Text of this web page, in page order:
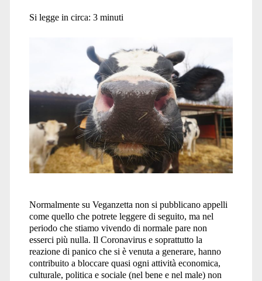
corride
spagna</span>
Si legge in circa: 3 minuti
Normalmente su Veganzetta non si pubblicano appelli
come quello che potrete leggere di seguito, ma nel
periodo che stiamo vivendo di normale pare non
esserci più nulla. Il Coronavirus e soprattutto la
reazione di panico che si è venuta a generare, hanno
contribuito a bloccare quasi ogni attività economica,
culturale, politica e sociale (nel bene e nel male) non